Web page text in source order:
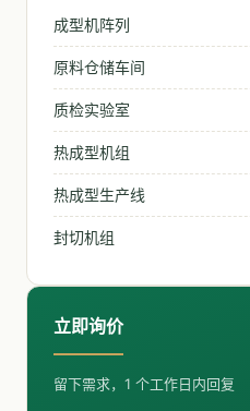
成型机阵列
原料仓储车间
质检实验室
热成型机组
热成型生产线
封切机组
立即询价
留下需求，1 个工作日内回复